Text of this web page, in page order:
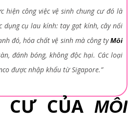
hiện công việc vệ sinh chung cư đó là
dụng cụ lau kính: tay gạt kính, cây nối
đó, hóa chất vệ sinh mà công tyMôi
đánh bóng, không độc hại. Các loại
được nhập khẩu từ Sigapore.”
CƯ CỦA MÔI